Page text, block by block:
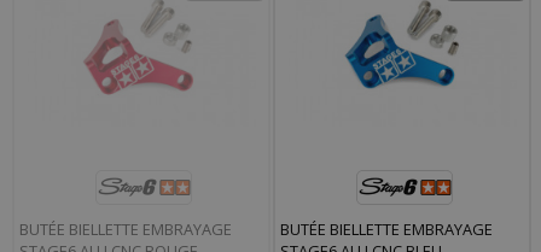
BUTÉE BIELLETTE EMBRAYAGE
BUTÉE BIELLETTE EMBRAYAGE